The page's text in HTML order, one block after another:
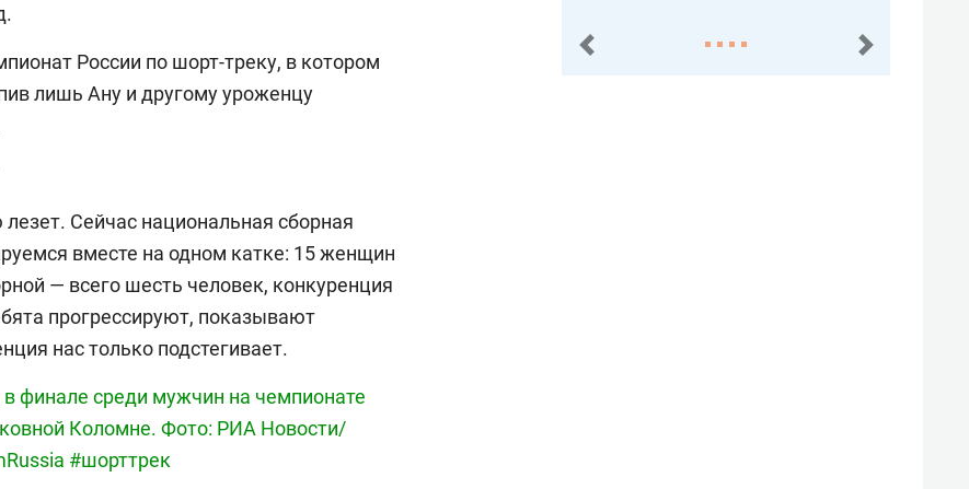
России по шорт-треку, в котором
лишь Ану и другому уроженцу
Сейчас национальная сборная
вместе на одном катке: 15 женщин
— всего шесть человек, конкуренция
прогрессируют, показывают
нас только подстегивает.
финале среди мужчин на чемпионате
Коломне. Фото: РИА Новости/
#шорттрек
пред. след.